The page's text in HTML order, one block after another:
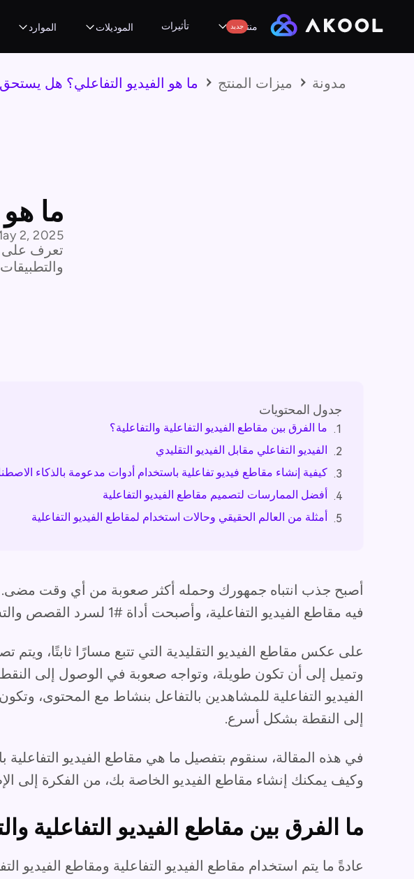
منتجات
جديد تأثيرات الموديلات الموارد
مدونة ميزات المنتج ما هو الفيديو التفاعلي؟ هل
ما
2, 2025
تعرف على
جدول المحتويات
1.
ما الفرق بين مقاطع الفيديو التفاعلية والتفاعلية؟
2.
الفيديو التفاعلي مقابل الفيديو التقليدي
3.
كيفية إنشاء مقاطع فيديو تفاعلية باستخدام أدوات مدعومة بالذكاء
4.
أفضل الممارسات لتصميم مقاطع الفيديو التفاعلية
5.
أمثلة من العالم الحقيقي وحالات استخدام لمقاطع الفيديو التفاعلية
أصبح جذب انتباه جمهورك وحمله أكثر صعوبة من أي وقت مضى.
فيه مقاطع الفيديو التفاعلية، وأصبحت أداة #1 لسرد القصص والتسويق.
على عكس مقاطع الفيديو التقليدية التي تتبع مسارًا ثابتًا، ويتم
وتميل إلى أن تكون طويلة، وتواجه صعوبة في الوصول إلى
الفيديو التفاعلية للمشاهدين بالتفاعل بنشاط مع المحتوى،
إلى النقطة بشكل أسرع.
في هذه المقالة، سنقوم بتفصيل ما هي مقاطع الفيديو التفاعلية
وكيف يمكنك إنشاء مقاطع الفيديو الخاصة بك، من الفكرة إلى
ما الفرق بين مقاطع الفيديو التفاعلية
عادةً ما يتم استخدام مقاطع الفيديو التفاعلية ومقاطع الفيديو